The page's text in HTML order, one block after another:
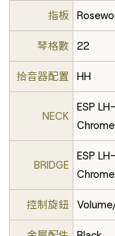
指板
琴格數 22
拾音器配置 HH
NECK
ESP
BRIDGE
ESP
控制旋鈕